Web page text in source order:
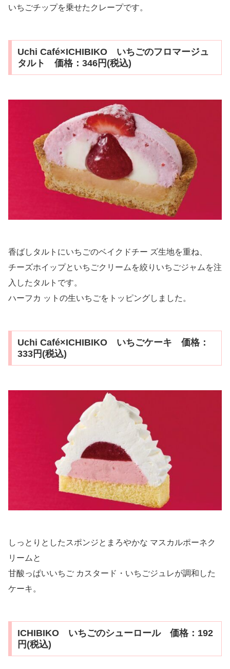
いちごチップを乗せたクレープです。
Uchi Café×ICHIBIKO いちごのフロマージュ
タルト 価格：346円(税込)
香ばしタルトにいちごのベイクドチー ズ生地を重ね、
チーズホイップといちごクリームを絞りいちごジャムを注
入したタルトです。
ハーフカ ットの生いちごをトッピングしました。
Uchi Café×ICHIBIKO いちごケーキ 価格：
333円(税込)
しっとりとしたスポンジとまろやかな マスカルポーネク
リームと
甘酸っぱいいちご カスタード・いちごジュレが調和した
ケーキ。
ICHIBIKO いちごのシューロール 価格：192
円(税込)